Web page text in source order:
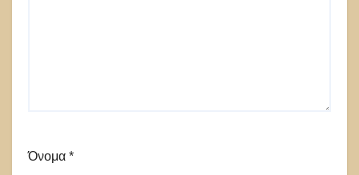
Όνομα *